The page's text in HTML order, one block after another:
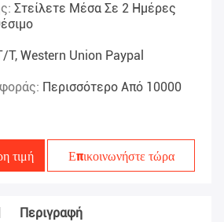
Στείλετε Μέσα Σε 2 Ημέρες
T, Western Union Paypal
Περισσότερο Από 10000
τιμή Επικοινωνήστε τώρα
Περιγραφή